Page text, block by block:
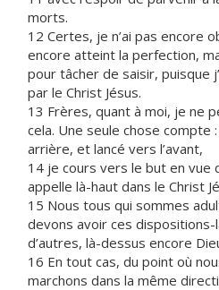
morts.
12 Certes, je n’ai pas encore
encore atteint la perfection,
pour tâcher de saisir, puisque
par le Christ Jésus.
13 Frères, quant à moi, je ne
cela. Une seule chose compte
arrière, et lancé vers l’avant,
14 je cours vers le but en vue
appelle là-haut dans le Christ
15 Nous tous qui sommes
devons avoir ces dispositions-
d’autres, là-dessus encore
16 En tout cas, du point où
marchons dans la même